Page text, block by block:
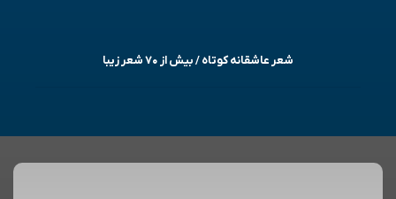
شعر عاشقانه کوتاه / بیش از ۷۰ شعر زیبا